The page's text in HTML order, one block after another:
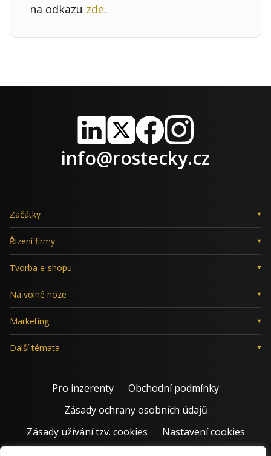
na odkazu zde.
LinkedIn
X FacebookInstagram
info@rostecky.cz
Začátky
Řízení firmy
Tvorba e-shopu
Na volné noze
Marketing
Další témata
Pro inzerenty
Obchodní podmínky
Zásady ochrany osobních údajů
Zásady užívání tzv. cookies
Nastavení cookies